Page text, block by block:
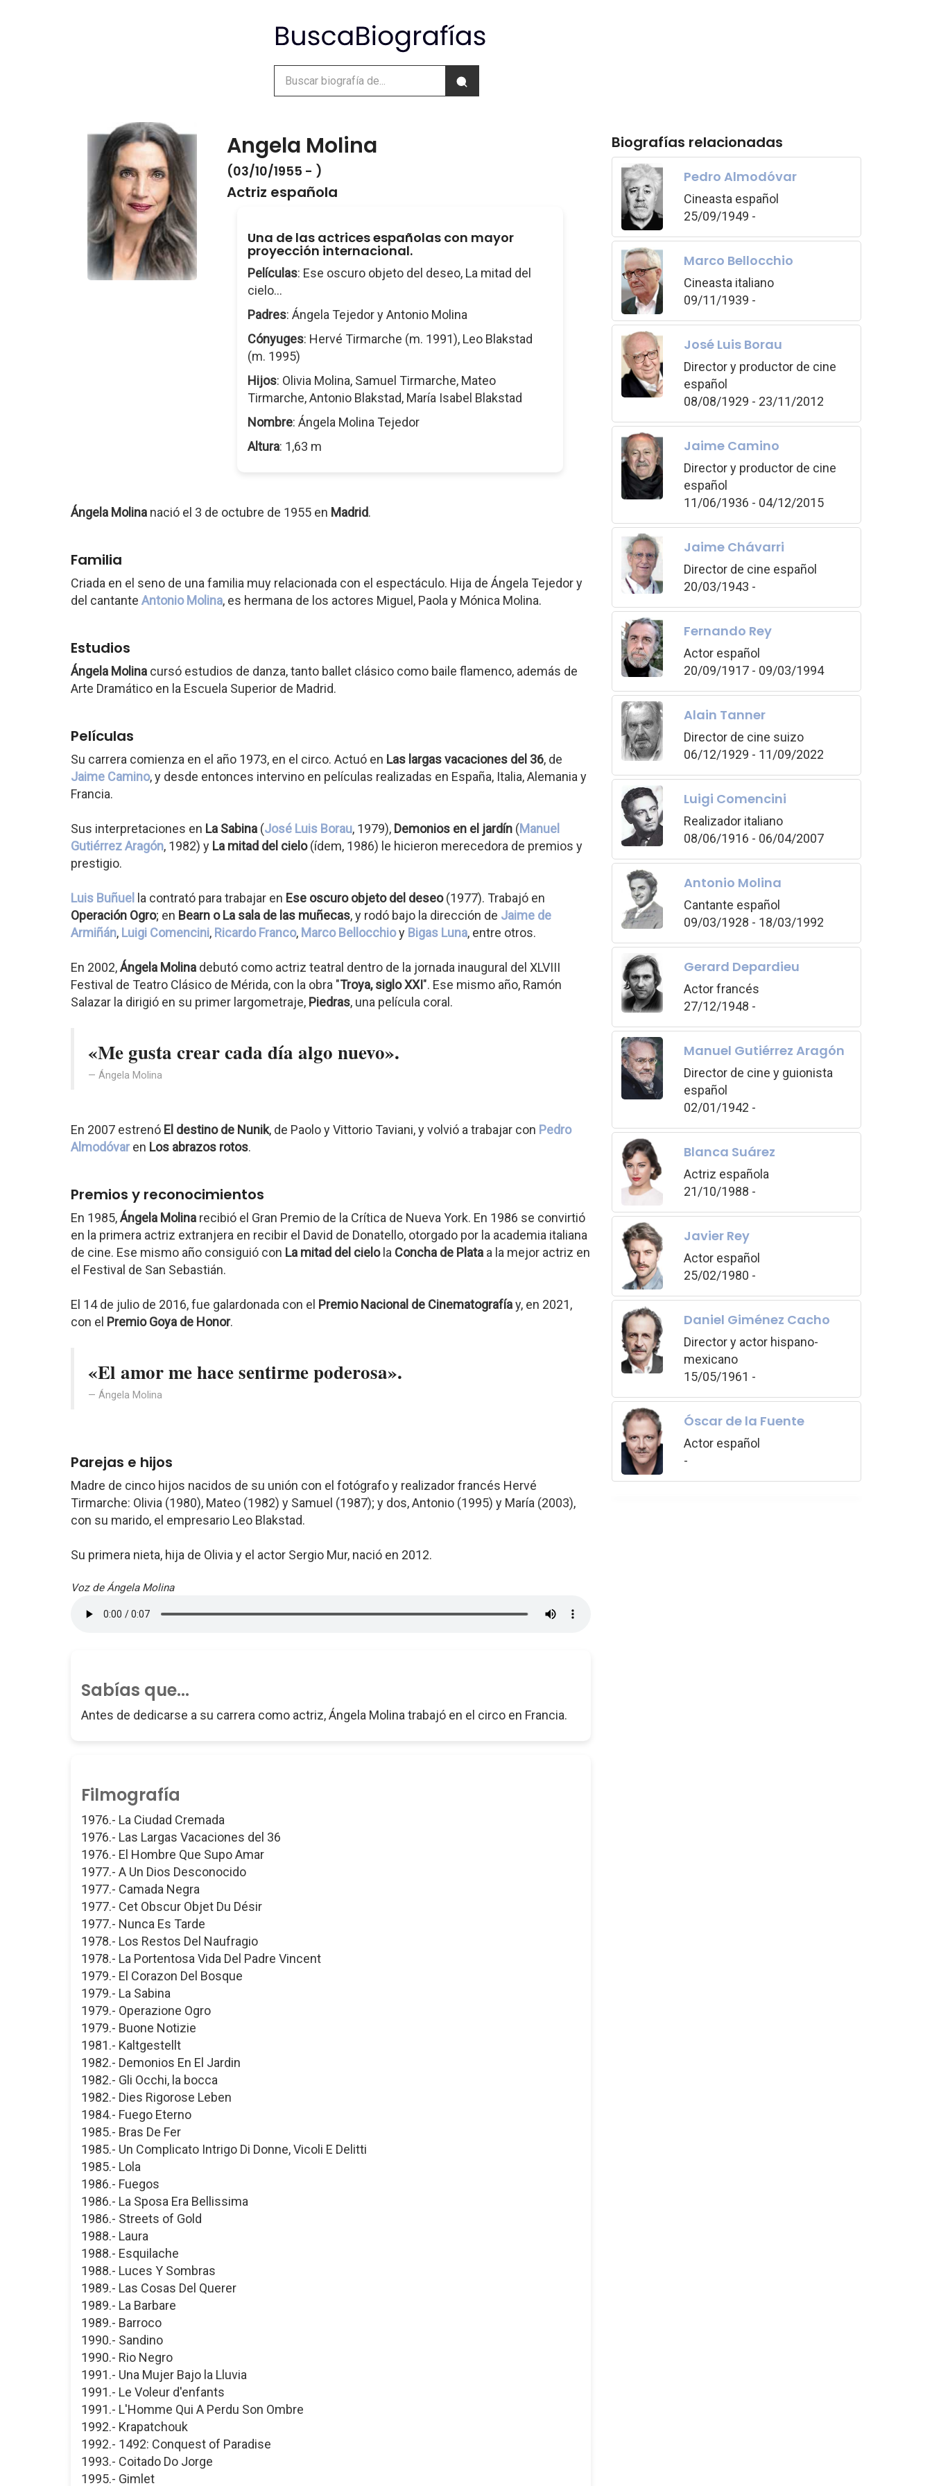
Angela Molina
(03/10/1955 - )
Actriz española
Una de las actrices españolas con mayor
proyección internacional.
Películas: Ese oscuro objeto del deseo, La mitad del
cielo...
Padres: Ángela Tejedor y Antonio Molina
Cónyuges: Hervé Tirmarche (m. 1991), Leo Blakstad
(m. 1995)
Hijos: Olivia Molina, Samuel Tirmarche, Mateo
Tirmarche, Antonio Blakstad, María Isabel Blakstad
Nombre: Ángela Molina Tejedor
Altura: 1,63 m
Ángela Molina nació el 3 de octubre de 1955 en Madrid.
Familia
Criada en el seno de una familia muy relacionada con el espectáculo. Hija de Ángela Tejedor y
del cantante Antonio Molina, es hermana de los actores Miguel, Paola y Mónica Molina.
Estudios
Ángela Molina cursó estudios de danza, tanto ballet clásico como baile flamenco, además de
Arte Dramático en la Escuela Superior de Madrid.
Películas
Su carrera comienza en el año 1973, en el circo. Actuó en Las largas vacaciones del 36, de
Jaime Camino, y desde entonces intervino en películas realizadas en España, Italia, Alemania y
Francia.
Sus interpretaciones en La Sabina (José Luis Borau, 1979), Demonios en el jardín (Manuel
Gutiérrez Aragón, 1982) y La mitad del cielo(ídem, 1986) le hicieron merecedora de premios y
prestigio.
Luis Buñuel la contrató para trabajar en Ese oscuro objeto del deseo(1977). Trabajó en
Operación Ogro; en Bearn o La sala de las muñecas, y rodó bajo la dirección de Jaime de
Armiñán, Luigi Comencini, Ricardo Franco, Marco Bellocchioy Bigas Luna, entre otros.
En 2002,Ángela Molina debutó como actriz teatral dentro de la jornada inaugural del XLVIII
Festival de Teatro Clásico de Mérida, con la obra "Troya, siglo XXI". Ese mismo año, Ramón
Salazar la dirigió en su primer largometraje, Piedras, una película coral.
«Me gusta crear cada día algo nuevo».
Ángela Molina
En 2007 estrenó El destino de Nunik, de Paolo y Vittorio Taviani, y volvió a trabajar con Pedro
Almodóvaren Los abrazos rotos.
Premios y reconocimientos
En 1985,Ángela Molina recibió el Gran Premio de la Crítica de Nueva York. En 1986 se convirtió
en la primera actriz extranjera en recibir el David de Donatello, otorgado por la academia italiana
de cine. Ese mismo año consiguió con La mitad del cielola Concha de Plata a la mejor actriz en
el Festival de San Sebastián.
El 14 de julio de 2016, fue galardonada con el Premio Nacional de Cinematografíay, en 2021,
con el Premio Goya de Honor.
«El amor me hace sentirme poderosa».
Ángela Molina
Parejas e hijos
Madre de cinco hijos nacidos de su unión con el fotógrafo y realizador francés Hervé
Tirmarche: Olivia (1980), Mateo (1982) y Samuel (1987); y dos, Antonio (1995) y María (2003),
con su marido, el empresario Leo Blakstad.
Su primera nieta, hija de Olivia y el actor Sergio Mur, nació en 2012.
Voz de Ángela Molina
Sabías que...
Antes de dedicarse a su carrera como actriz, Ángela Molina trabajó en el circo en Francia.
Filmografía
1976.- La Ciudad Cremada
1976.- Las Largas Vacaciones del 36
1976.- El Hombre Que Supo Amar
1977.- A Un Dios Desconocido
1977.- Camada Negra
1977.- Cet Obscur Objet Du Désir
1977.- Nunca Es Tarde
1978.- Los Restos Del Naufragio
1978.- La Portentosa Vida Del Padre Vincent
1979.- El Corazon Del Bosque
1979.- La Sabina
1979.- Operazione Ogro
1979.- Buone Notizie
1981.- Kaltgestellt
1982.- Demonios En El Jardin
1982.- Gli Occhi, la bocca
1982.- Dies Rigorose Leben
1984.- Fuego Eterno
1985.- Bras De Fer
1985.- Un Complicato Intrigo Di Donne, Vicoli E Delitti
1985.- Lola
1986.- Fuegos
1986.- La Sposa Era Bellissima
1986.- Streets of Gold
1988.- Laura
1988.- Esquilache
1988.- Luces Y Sombras
1989.- Las Cosas Del Querer
1989.- La Barbare
1989.- Barroco
1990.- Sandino
1990.- Rio Negro
1991.- Una Mujer Bajo la Lluvia
1991.- Le Voleur d'enfants
1991.- L'Homme Qui A Perdu Son Ombre
1992.- Krapatchouk
1992.- 1492: Conquest of Paradise
1993.- Coitado Do Jorge
1995.- Gimlet
Biografías relacionadas
Pedro Almodóvar
Cineasta español
25/09/1949 -
Marco Bellocchio
Cineasta italiano
09/11/1939 -
José Luis Borau
Director y productor de cine
español
08/08/1929 - 23/11/2012
Jaime Camino
Director y productor de cine
español
11/06/1936 - 04/12/2015
Jaime Chávarri
Director de cine español
20/03/1943 -
Fernando Rey
Actor español
20/09/1917 - 09/03/1994
Alain Tanner
Director de cine suizo
06/12/1929 - 11/09/2022
Luigi Comencini
Realizador italiano
08/06/1916 - 06/04/2007
Antonio Molina
Cantante español
09/03/1928 - 18/03/1992
Gerard Depardieu
Actor francés
27/12/1948 -
Manuel Gutiérrez Aragón
Director de cine y guionista
español
02/01/1942 -
Blanca Suárez
Actriz española
21/10/1988 -
Javier Rey
Actor español
25/02/1980 -
Daniel Giménez Cacho
Director y actor hispano-
mexicano
15/05/1961 -
Óscar de la Fuente
Actor español
-